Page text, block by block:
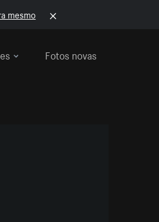
mesmo
Fotos novas